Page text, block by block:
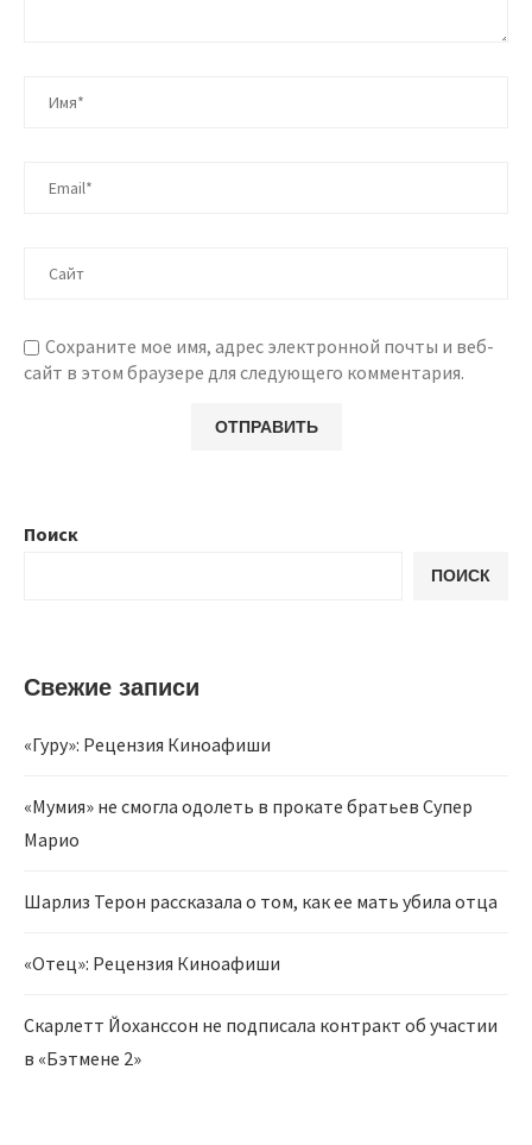
Сохраните мое имя, адрес электронной почты и веб-
сайт в этом браузере для следующего комментария.
Поиск
ПОИСК
Свежие записи
«Гуру»: Рецензия Киноафиши
«Мумия» не смогла одолеть в прокате братьев Супер
Марио
Шарлиз Терон рассказала о том, как ее мать убила отца
«Отец»: Рецензия Киноафиши
Скарлетт Йоханссон не подписала контракт об участии
в «Бэтмене 2»